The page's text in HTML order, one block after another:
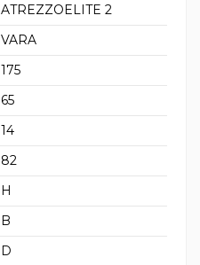
ATREZZOELITE 2
VARA
175
65
14
82
H
B
D